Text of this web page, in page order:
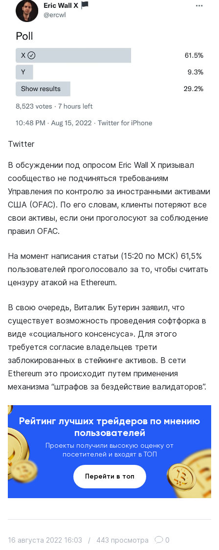
Twitter
В обсуждении под опросом Eric Wall X призывал
сообщество не подчиняться требованиям
Управления по контролю за иностранными активами
США (OFAC). По его словам, клиенты потеряют все
свои активы, если они проголосуют за соблюдение
правил OFAC.
На момент написания статьи (15:20 по МСК) 61,5%
пользователей проголосовало за то, чтобы считать
цензуру атакой на Ethereum.
В свою очередь, Виталик Бутерин заявил, что
существует возможность проведения софтфорка в
виде «социального консенсуса». Для этого
требуется согласие владельцев трети
заблокированных в стейкинге активов. В сети
Ethereum это происходит путем применения
механизма “штрафов за бездействие валидаторов”.
Рейтинг лучших трейдеров по мнению
пользователей
Проекты получили высокую оценку от
посетителей и входят в ТОП
Перейти в топ
16 августа 2022 16:03 / 443 просмотра 0